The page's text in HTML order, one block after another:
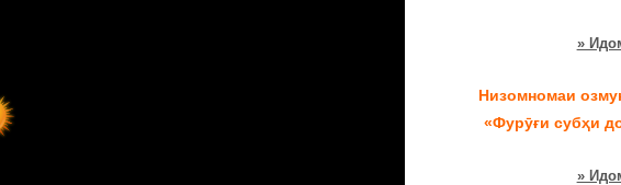
»
Низомномаи
«Фурӯғи субҳи
»